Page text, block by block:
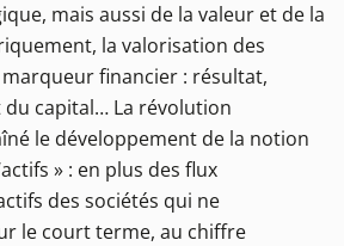
mais aussi de la valeur et de la
la valorisation des
financier : résultat,
capital… La révolution
le développement de la notion
» : en plus des flux
des sociétés qui ne
le court terme, au chiffre